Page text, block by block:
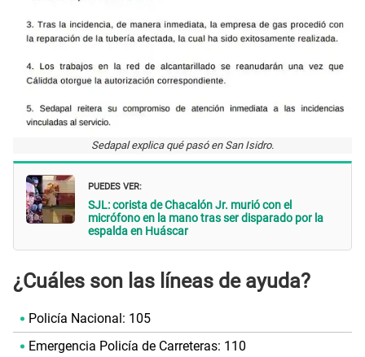
Sedapal explica qué pasó en San Isidro.
PUEDES VER:
SJL: corista de Chacalón Jr. murió con el
micrófono en la mano tras ser disparado por la
espalda en Huáscar
¿Cuáles son las líneas de ayuda?
Policía Nacional: 105
Emergencia Policía de Carreteras: 110